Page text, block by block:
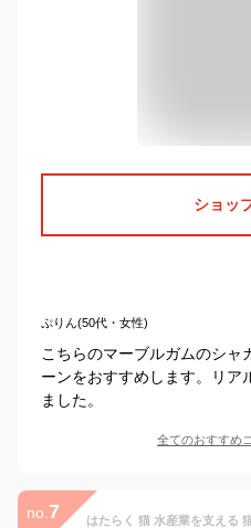
ショッ
ぷりん(50代・女性)
こちらのマーブルガムのシャ
ーンをおすすめします。リア
ました。
全てのおすすめ
no. 7